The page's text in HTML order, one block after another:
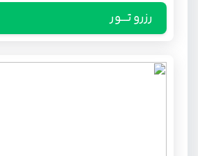
رزرو تـــور